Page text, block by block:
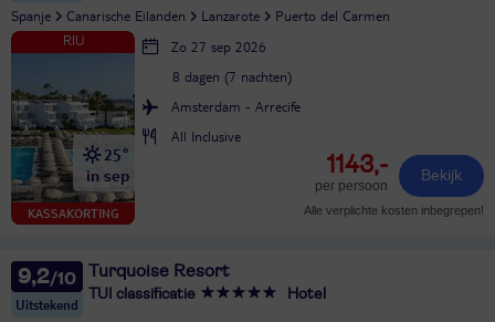
Spanje Canarische Eilanden Lanzarote Puerto del Carmen
KASSAKORTING
25°
in sep
Zo 27 sep 2026
8 dagen (7 nachten)
Amsterdam - Arrecife
All Inclusive
1143,-
per persoon
Bekijk
Alle verplichte kosten inbegrepen!
9,2
Uitstekend
Turquoise Resort
TUI classificatie Hotel